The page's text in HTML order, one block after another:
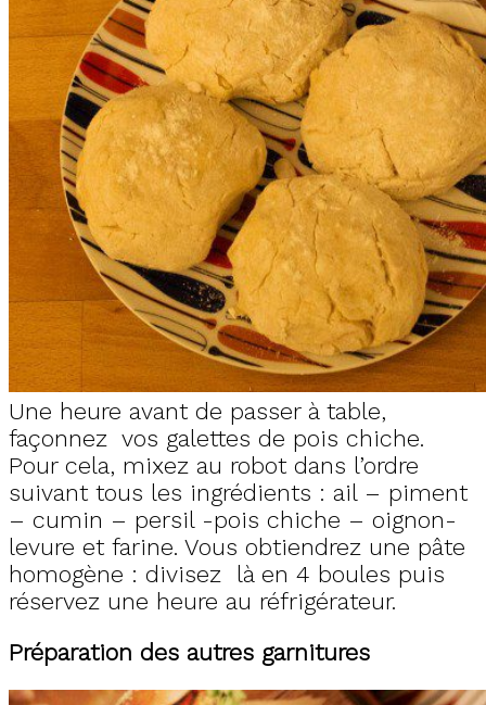
Une heure avant de passer à table,
façonnez vos galettes de pois chiche.
Pour cela, mixez au robot dans l’ordre
suivant tous les ingrédients : ail – piment
– cumin – persil -pois chiche – oignon-
levure et farine. Vous obtiendrez une pâte
homogène : divisez là en 4 boules puis
réservez une heure au réfrigérateur.
Préparation des autres garnitures